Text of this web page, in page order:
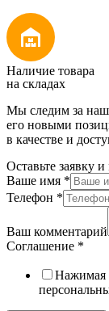
Наличие товара
на складах
Мы следим за
его новыми
в качестве и
Оставьте заявку
Ваше имя *
Телефон *
Ваш комментарий
Соглашение *
Нажимая